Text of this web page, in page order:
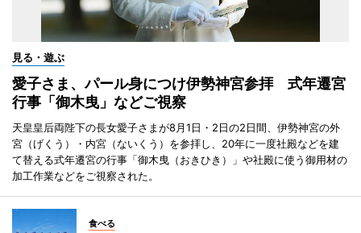
見る・遊ぶ
愛子さま、パール身につけ伊勢神宮参拝 式年遷宮
行事「御木曳」などご視察
天皇皇后両陛下の長女愛子さまが8月1日・2日の2日間、伊勢神宮の外
宮（げくう）・内宮（ないくう）を参拝し、20年に一度社殿などを建
て替える式年遷宮の行事「御木曳（おきひき）」や社殿に使う御用材の
加工作業などをご視察された。
食べる